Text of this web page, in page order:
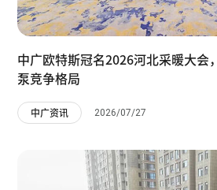
中广欧特斯冠名2026河北采暖大会
泵竞争格局
中广资讯 2026/07/27